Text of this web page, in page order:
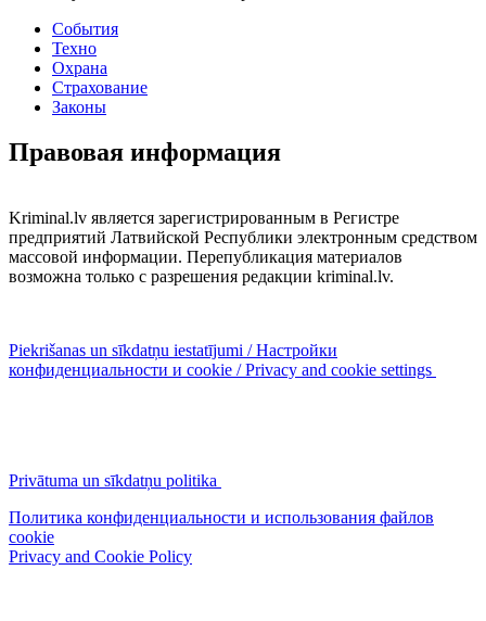
События
Техно
Охрана
Страхование
Законы
Правовая информация
Kriminal.lv является зарегистрированным в Регистре
предприятий Латвийской Республики электронным средством
массовой информации. Перепубликация материалов
возможна только с разрешения редакции kriminal.lv.
Piekrišanas un sīkdatņu iestatījumi / Настройки
конфиденциальности и cookie / Privacy and cookie settings
Privātuma un sīkdatņu politika
Политика конфиденциальности и использования файлов
cookie
Privacy and Cookie Policy